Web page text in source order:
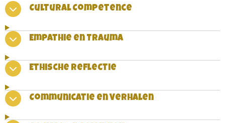
Cultural Competence
Empathie en Trauma
Ethische Reflectie
Communicatie en Verhalen